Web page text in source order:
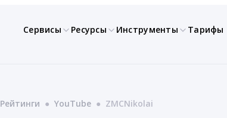
Сервисы Ресурсы Инструменты Тарифы
Рейтинги ● YouTube ● ZMCNikolai